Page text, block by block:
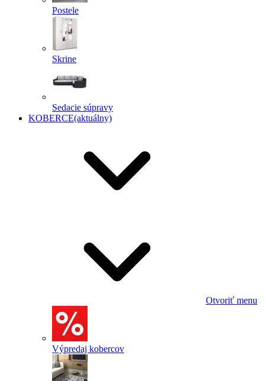
Postele
Skrine
Sedacie súpravy
KOBERCE(aktuálny)
Otvoriť menu
Výpredaj kobercov